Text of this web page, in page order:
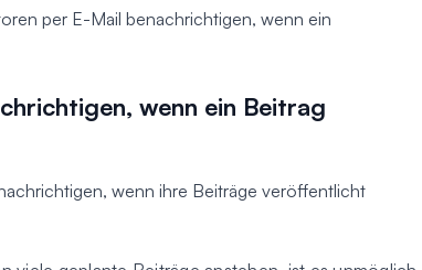
per E-Mail benachrichtigen, wenn ein
wenn ein Beitrag
wenn ihre Beiträge veröffentlicht